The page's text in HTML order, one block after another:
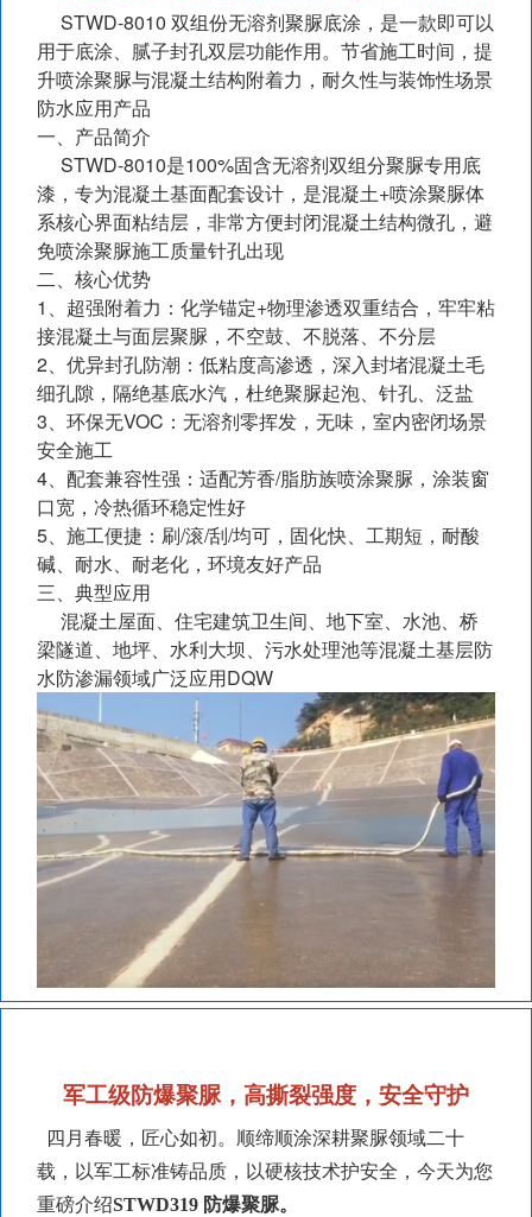
STWD‑8010 双组份无溶剂聚脲底涂，是一款即可以
用于底涂、腻子封孔双层功能作用。节省施工时间，提
升喷涂聚脲与混凝土结构附着力，耐久性与装饰性场景
防水应用产品
一、产品简介
STWD‑8010是100%固含无溶剂双组分聚脲专用底
漆，专为混凝土基面配套设计，是混凝土+喷涂聚脲体
系核心界面粘结层，非常方便封闭混凝土结构微孔，避
免喷涂聚脲施工质量针孔出现
二、核心优势
1、超强附着力：化学锚定+物理渗透双重结合，牢牢粘
接混凝土与面层聚脲，不空鼓、不脱落、不分层
2、优异封孔防潮：低粘度高渗透，深入封堵混凝土毛
细孔隙，隔绝基底水汽，杜绝聚脲起泡、针孔、泛盐
3、环保无VOC：无溶剂零挥发，无味，室内密闭场景
安全施工
4、配套兼容性强：适配芳香/脂肪族喷涂聚脲，涂装窗
口宽，冷热循环稳定性好
5、施工便捷：刷/滚/刮/均可，固化快、工期短，耐酸
碱、耐水、耐老化，环境友好产品
三、典型应用
混凝土屋面、住宅建筑卫生间、地下室、水池、桥
梁隧道、地坪、水利大坝、污水处理池等混凝土基层防
水防渗漏领域广泛应用DQW
军工级防爆聚脲，高撕裂强度，安全守护
四月春暖，匠心如初。顺缔顺涂深耕聚脲领域二十
载，以军工标准铸品质，以硬核技术护安全，今天为您
重磅介绍STWD319 防爆聚脲。